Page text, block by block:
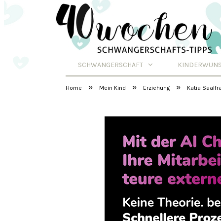
SCHWANGERSCHAFT
Home » Mein Kind » Erziehung » Katia